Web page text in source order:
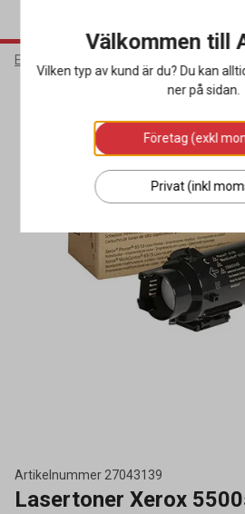
Elektronik
Artikelnummer 27043139
Lasertoner Xerox
Välkommen till
Vilken typ av kund är du? Du kan
ner på sidan.
Företag (exkl
Privat (inkl